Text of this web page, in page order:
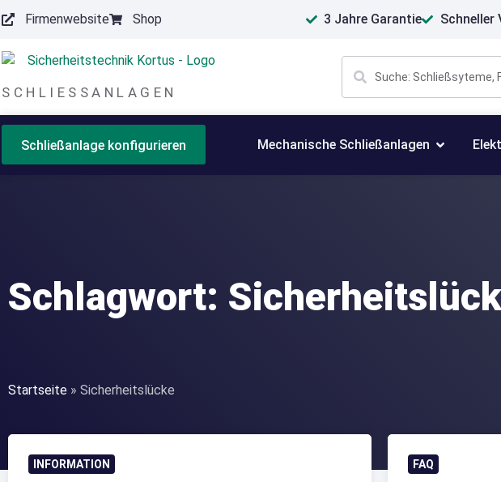
springenFirmenwebsite Shop 3 Jahre Garantie Schneller
SCHLIESSANLAGEN
Schließanlage konfigurieren Mechanische Schließanlagen
Schlagwort:
Startseite » Sicherheitslücke
INFORMATION FAQ